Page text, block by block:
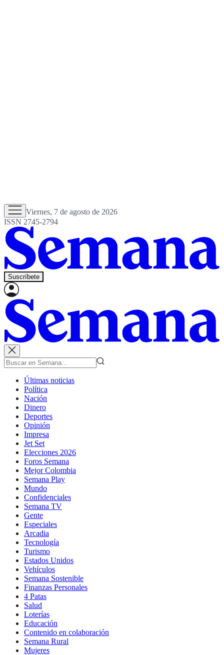
Viernes, 7 de agosto de 2026
ISSN 2745-2794
Suscríbete
Últimas noticias
Política
Nación
Dinero
Deportes
Opinión
Impresa
Jet Set
Elecciones 2026
Foros Semana
Mejor Colombia
Semana Play
Mundo
Confidenciales
Semana TV
Gente
Especiales
Arcadia
Tecnología
Turismo
Estados Unidos
Vehículos
Semana Sostenible
Finanzas Personales
4 Patas
Salud
Loterías
Educación
Contenido en colaboración
Semana Rural
Mujeres